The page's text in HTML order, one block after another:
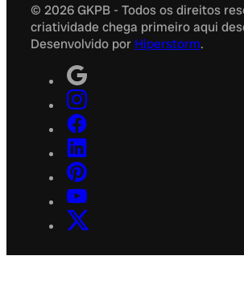
© 2026 GKPB - Todos os direitos
criatividade chega primeiro aqui
Desenvolvido por Hiperstorm.